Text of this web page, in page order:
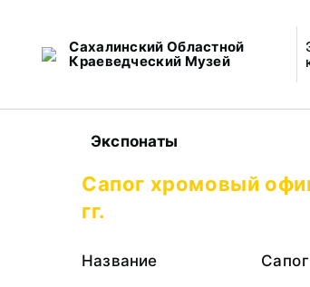
Сахалинский Областной
Краеведческий Музей
Экспонаты
Сапог хромовый
гг.
Название